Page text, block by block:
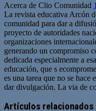
Acerca de Clio Comunidad
La revista educativa Arcón
comunidad para dar a
proyecto de autoridades
organizaciones
generando un compromiso
dedicada especialmente a
educación, que s
es una tarea que no se
dar divulgación. La via de
web
Artículos relacionados